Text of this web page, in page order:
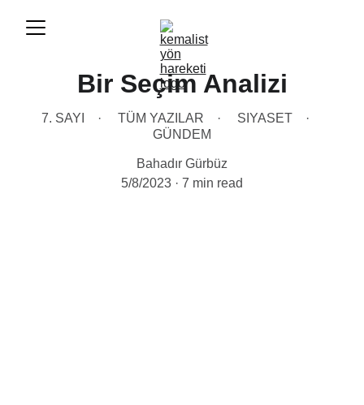
Bir Seçim Analizi
7. SAYI TÜM YAZILAR
SIYASET
GÜNDEM
Bahadır Gürbüz
5/8/2023
7 min read